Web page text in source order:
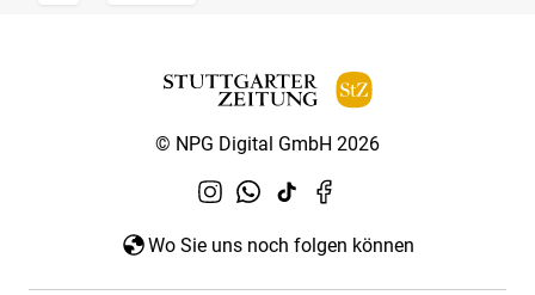
© NPG Digital GmbH 2026
Wo Sie uns noch folgen können